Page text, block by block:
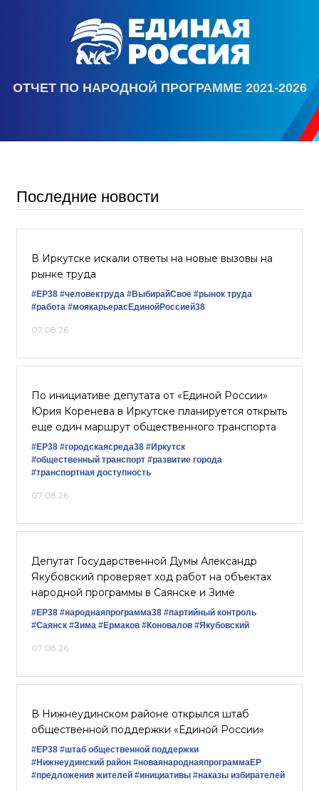
ОТЧЕТ ПО НАРОДНОЙ ПРОГРАММЕ 2021-2026
Последние новости
В Иркутске искали ответы на новые вызовы на
рынке труда
#ЕР38 #человектруда #ВыбирайСвоё #рынок труда
#работа #моякарьерасЕдинойРоссией38
07.08.26
По инициативе депутата от «Единой России»
Юрия Коренева в Иркутске планируется открыть
еще один маршрут общественного транспорта
#ЕР38 #городскаясреда38 #Иркутск
#общественный транспорт #развитие города
#транспортная доступность
07.08.26
Депутат Государственной Думы Александр
Якубовский проверяет ход работ на объектах
народной программы в Саянске и Зиме
#ЕР38 #народнаяпрограмма38 #партийный контроль
#Саянск #Зима #Ермаков #Коновалов #Якубовский
07.08.26
В Нижнеудинском районе открылся штаб
общественной поддержки «Единой России»
#ЕР38 #штаб общественной поддержки
#Нижнеудинский район #новаянароднаяпрограммаЕР
#предложения жителей #инициативы #наказы избирателей